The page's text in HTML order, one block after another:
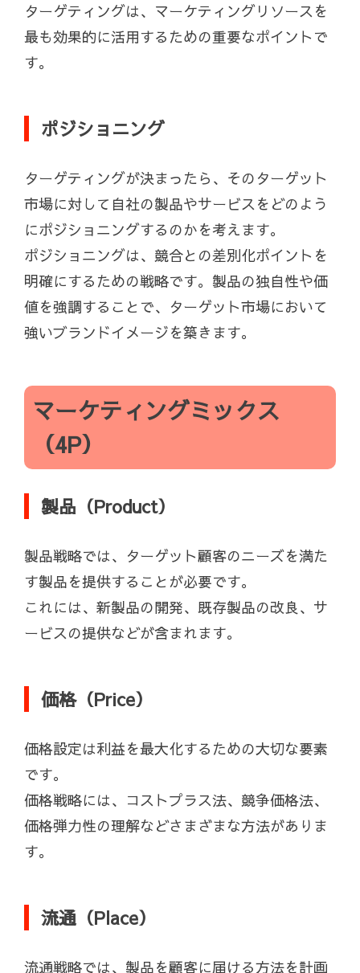
ターゲティングは、マーケティングリソースを
最も効果的に活用するための重要なポイントで
す。
ポジショニング
ターゲティングが決まったら、そのターゲット
市場に対して自社の製品やサービスをどのよう
にポジショニングするのかを考えます。
ポジショニングは、競合との差別化ポイントを
明確にするための戦略です。製品の独自性や価
値を強調することで、ターゲット市場において
強いブランドイメージを築きます。
マーケティングミックス
（4P）
製品（Product）
製品戦略では、ターゲット顧客のニーズを満た
す製品を提供することが必要です。
これには、新製品の開発、既存製品の改良、サ
ービスの提供などが含まれます。
価格（Price）
価格設定は利益を最大化するための大切な要素
です。
価格戦略には、コストプラス法、競争価格法、
価格弾力性の理解などさまざまな方法がありま
す。
流通（Place）
流通戦略では、製品を顧客に届ける方法を計画